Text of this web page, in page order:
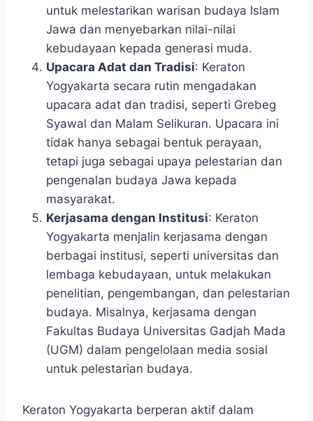
untuk melestarikan warisan budaya Islam
Jawa dan menyebarkan nilai-nilai
kebudayaan kepada generasi muda.
Upacara Adat dan Tradisi: Keraton
Yogyakarta secara rutin mengadakan
upacara adat dan tradisi, seperti Grebeg
Syawal dan Malam Selikuran. Upacara ini
tidak hanya sebagai bentuk perayaan,
tetapi juga sebagai upaya pelestarian dan
pengenalan budaya Jawa kepada
masyarakat.
Kerjasama dengan Institusi: Keraton
Yogyakarta menjalin kerjasama dengan
berbagai institusi, seperti universitas dan
lembaga kebudayaan, untuk melakukan
penelitian, pengembangan, dan pelestarian
budaya. Misalnya, kerjasama dengan
Fakultas Budaya Universitas Gadjah Mada
(UGM) dalam pengelolaan media sosial
untuk pelestarian budaya.
Keraton Yogyakarta berperan aktif dalam